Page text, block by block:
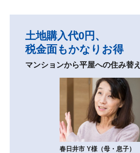
土地購入代0円、
税金面もかなりお得
マンションから平屋への住み替え
春日井市 Y様（母・息子）